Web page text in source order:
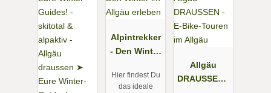
Alpintrekker
- Den Winter
erleben
Hier findest Du
das ideale
Allgäu
DRAUSSEN -